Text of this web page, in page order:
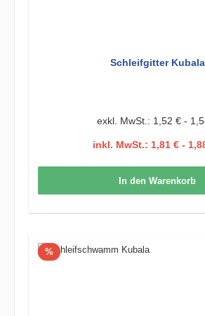
Schleifgitter Kubala
exkl. MwSt.: 1,52 € -
inkl. MwSt.: 1,81 € -
In den Warenkorb
%Rabatt